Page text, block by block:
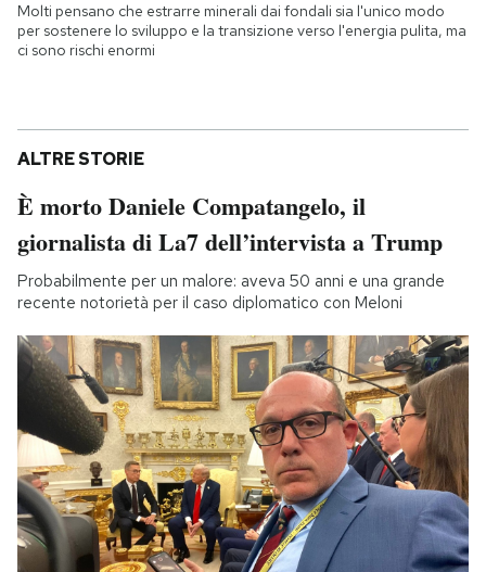
Molti pensano che estrarre minerali dai fondali sia l'unico modo
per sostenere lo sviluppo e la transizione verso l'energia pulita, ma
ci sono rischi enormi
ALTRE STORIE
È morto Daniele Compatangelo, il
giornalista di La7 dell’intervista a Trump
Probabilmente per un malore: aveva 50 anni e una grande
recente notorietà per il caso diplomatico con Meloni